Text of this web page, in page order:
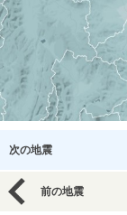
次の地震
前の地震